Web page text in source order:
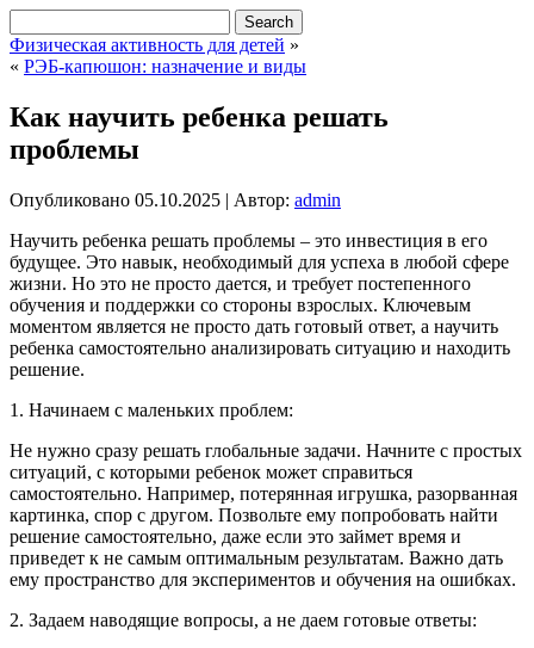
Физическая активность для детей »
« РЭБ-капюшон: назначение и виды
Как научить ребенка решать
проблемы
Опубликовано 05.10.2025 | Автор: admin
Научить ребенка решать проблемы – это инвестиция в его
будущее. Это навык, необходимый для успеха в любой сфере
жизни. Но это не просто дается, и требует постепенного
обучения и поддержки со стороны взрослых. Ключевым
моментом является не просто дать готовый ответ, а научить
ребенка самостоятельно анализировать ситуацию и находить
решение.
1. Начинаем с маленьких проблем:
Не нужно сразу решать глобальные задачи. Начните с простых
ситуаций, с которыми ребенок может справиться
самостоятельно. Например, потерянная игрушка, разорванная
картинка, спор с другом. Позвольте ему попробовать найти
решение самостоятельно, даже если это займет время и
приведет к не самым оптимальным результатам. Важно дать
ему пространство для экспериментов и обучения на ошибках.
2. Задаем наводящие вопросы, а не даем готовые ответы: